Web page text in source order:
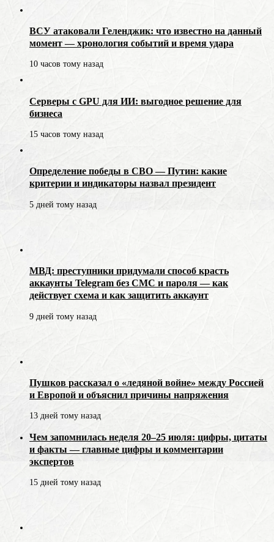
ВСУ атаковали Геленджик: что известно на данный
момент — хронология событий и время удара
10 часов тому назад
Серверы с GPU для ИИ: выгодное решение для
бизнеса
15 часов тому назад
Определение победы в СВО — Путин: какие
критерии и индикаторы назвал президент
5 дней тому назад
МВД: преступники придумали способ красть
аккаунты Telegram без СМС и пароля — как
действует схема и как защитить аккаунт
9 дней тому назад
Пушков рассказал о «ледяной войне» между Россией
и Европой и объяснил причины напряжения
13 дней тому назад
Чем запомнилась неделя 20–25 июля: цифры, цитаты
и факты — главные цифры и комментарии
экспертов
15 дней тому назад